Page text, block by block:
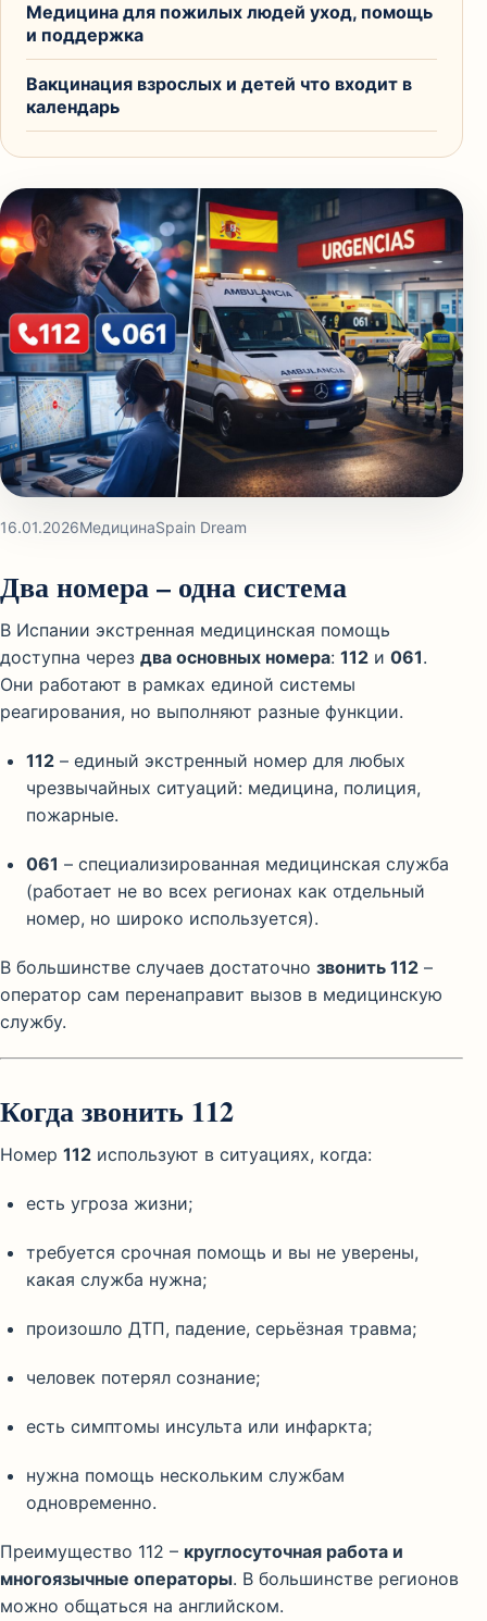
16.01.2026МедицинаSpain Dream
Два номера – одна система
В Испании экстренная медицинская помощь
доступна через два основных номера: 112 и 061.
Они работают в рамках единой системы
реагирования, но выполняют разные функции.
112 – единый экстренный номер для любых
чрезвычайных ситуаций: медицина, полиция,
пожарные.
061 – специализированная медицинская служба
(работает не во всех регионах как отдельный
номер, но широко используется).
В большинстве случаев достаточно звонить 112 –
оператор сам перенаправит вызов в медицинскую
службу.
Когда звонить 112
Номер 112 используют в ситуациях, когда:
есть угроза жизни;
требуется срочная помощь и вы не уверены,
какая служба нужна;
произошло ДТП, падение, серьёзная травма;
человек потерял сознание;
есть симптомы инсульта или инфаркта;
нужна помощь нескольким службам
одновременно.
Преимущество 112 – круглосуточная работа и
многоязычные операторы. В большинстве регионов
можно общаться на английском.
Медицина для пожилых людей уход, помощь
и поддержка
Вакцинация взрослых и детей что входит в
календарь